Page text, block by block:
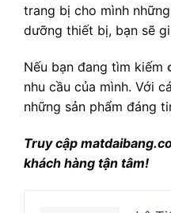
trang bị cho mình
dưỡng thiết bị, bạn sẽ
Nếu bạn đang tìm kiếm
nhu cầu của mình. Với
những sản phẩm đáng
Truy cập
khách hàng tận tâm!